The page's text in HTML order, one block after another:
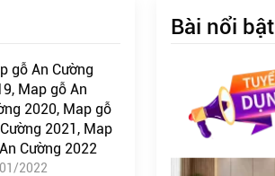
gỗ An Cường
Map gỗ An
2020, Map gỗ
2021, Map
Cường 2022
2022
Bài nổi bật